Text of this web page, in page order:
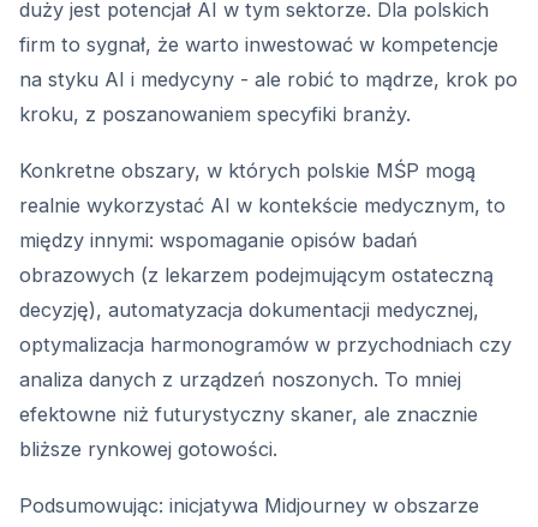
duży jest potencjał AI w tym sektorze. Dla polskich
firm to sygnał, że warto inwestować w kompetencje
na styku AI i medycyny - ale robić to mądrze, krok po
kroku, z poszanowaniem specyfiki branży.
Konkretne obszary, w których polskie MŚP mogą
realnie wykorzystać AI w kontekście medycznym, to
między innymi: wspomaganie opisów badań
obrazowych (z lekarzem podejmującym ostateczną
decyzję), automatyzacja dokumentacji medycznej,
optymalizacja harmonogramów w przychodniach czy
analiza danych z urządzeń noszonych. To mniej
efektowne niż futurystyczny skaner, ale znacznie
bliższe rynkowej gotowości.
Podsumowując: inicjatywa Midjourney w obszarze